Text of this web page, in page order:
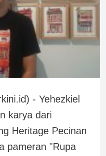
- Yehezkiel
karya dari
Heritage Pecinan
pameran "Rupa